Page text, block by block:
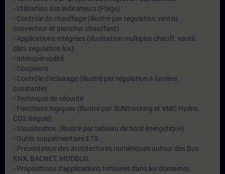
- Utilisation des indicateurs (Flags)
- Contrôle de chauffage (illustré par régulation ventilo
convecteur et plancher chauffant)
- Applications intégrées (illustration multiples chauff. ventil.
clim. regulation lux)
- Interopérabilité
- Coupleurs
- Contrôle d'éclairage (illustré par régulation à lumière
constante)
- Technique de sécurité
- Fonctions logiques (illustré par SUNtracking et VMC Hydro,
CO2 Régulé)
- Visualisation (illustré par tableau de bord énergétique)
- Outils supplémentaire ETS
- Présentation des architectures numériques autour des Bus
KNX, BACNET, MODBUS.
- Propositions d'applications tertiaires dans les domaines